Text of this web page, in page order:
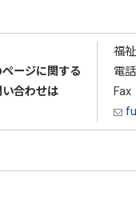
ページに関する
い合わせは
福
電